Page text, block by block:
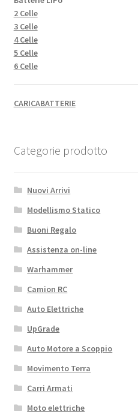
2 Celle
3 Celle
4 Celle
5 Celle
6 Celle
CARICABATTERIE
Categorie prodotto
Nuovi Arrivi
Modellismo Statico
Buoni Regalo
Assistenza on-line
Warhammer
Camion RC
Auto Elettriche
UpGrade
Auto Motore a Scoppio
Movimento Terra
Carri Armati
Moto elettriche